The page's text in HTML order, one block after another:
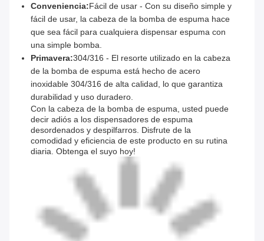
Conveniencia:Fácil de usar - Con su diseño simple y
fácil de usar, la cabeza de la bomba de espuma hace
que sea fácil para cualquiera dispensar espuma con
una simple bomba.
Primavera:304/316 - El resorte utilizado en la cabeza
de la bomba de espuma está hecho de acero
inoxidable 304/316 de alta calidad, lo que garantiza
durabilidad y uso duradero.
Con la cabeza de la bomba de espuma, usted puede
decir adiós a los dispensadores de espuma
desordenados y despilfarros. Disfrute de la
comodidad y eficiencia de este producto en su rutina
diaria. Obtenga el suyo hoy!